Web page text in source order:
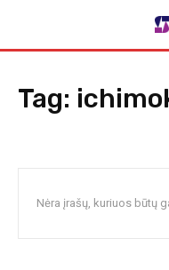
Tag:
Nėra įrašų, kuriuos būtų